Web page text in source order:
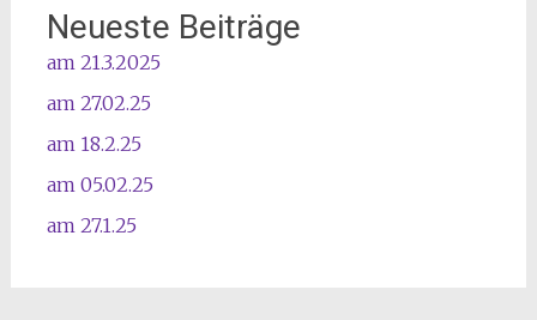
Neueste Beiträge
am 21.3.2025
am 27.02.25
am 18.2.25
am 05.02.25
am 27.1.25